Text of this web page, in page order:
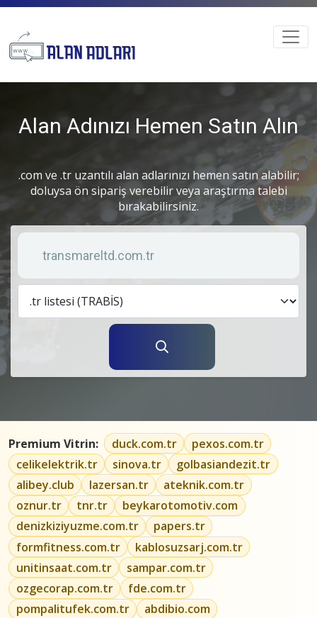
Alan Adınızı Hemen Satın Alın
.com ve .tr uzantılı alan adlarınızı hemen satın alabilir;
doluysa ön sipariş verebilir veya araştırma talebi
bırakabilirsiniz.
Anahtar kelime
Premium Vitrin: duck.com.tr
pexos.com.tr
celikelektrik.tr
sinova.tr
golbasiandezit.tr
alibey.club
lazersan.tr
ateknik.com.tr
oznur.tr
tnr.tr
beykarotomotiv.com
denizkiziyuzme.com.tr
papers.tr
formfitness.com.tr
kablosuzsarj.com.tr
unitinsaat.com.tr
sampar.com.tr
ozgecorap.com.tr
fde.com.tr
pompalitufek.com.tr
abdibio.com